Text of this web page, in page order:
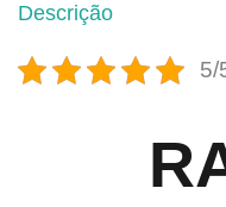
Descrição
5/